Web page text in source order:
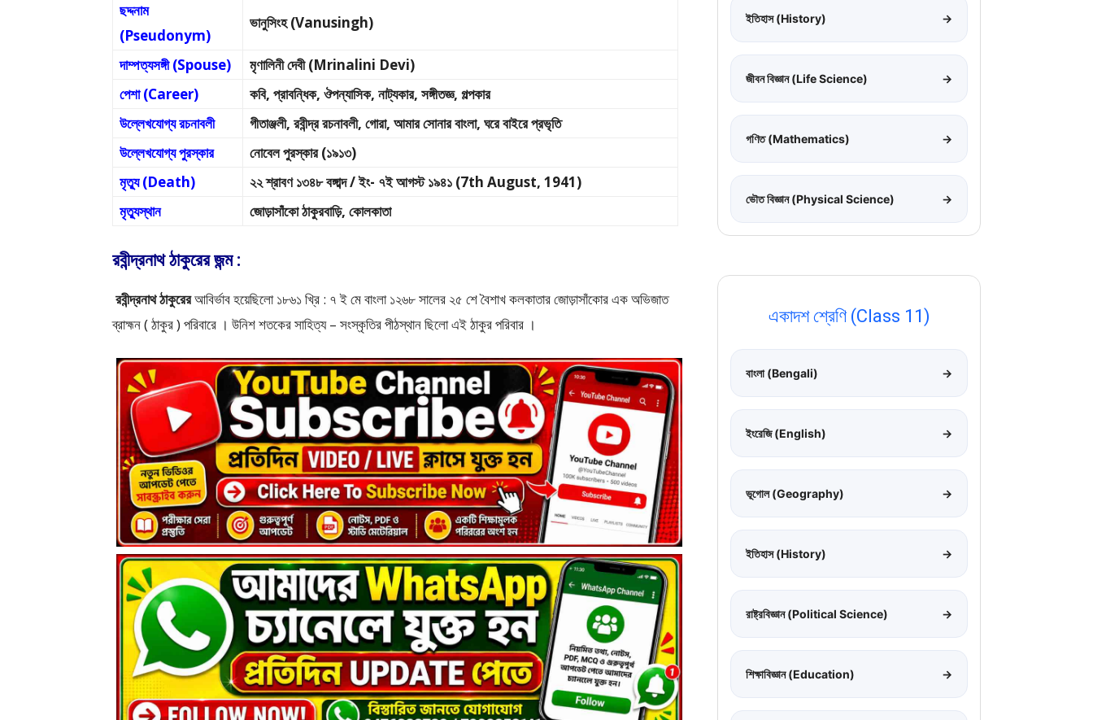
ছদ্দনাম
(Pseudonym)
ভানুসিংহ (Vanusingh)
দাম্পত্যসঙ্গী (Spouse)
মৃণালিনী দেবী (Mrinalini Devi)
পেশা (Career)
কবি, প্রাবন্ধিক, ঔপন্যাসিক, নাট্যকার, সঙ্গীতজ্ঞ, গল্পকার
উল্লেখযোগ্য রচনাবলী
গীতাঞ্জলী, রবীন্দ্র রচনাবলী, গোরা, আমার সোনার বাংলা, ঘরে বাইরে প্রভৃতি
উল্লেখযোগ্য পুরস্কার
নোবেল পুরস্কার (১৯১৩)
মৃত্যু (Death)
২২ শ্রাবণ ১৩৪৮ বঙ্গাব্দ / ইং- ৭ই আগস্ট ১৯৪১ (7th August, 1941)
মৃত্যুস্থান
জোড়াসাঁকো ঠাকুরবাড়ি, কোলকাতা
রবীন্দ্রনাথ ঠাকুরের জন্ম :
রবীন্দ্রনাথ ঠাকুরেরআবির্ভাব হয়েছিলাে ১৮৬১ খ্রি : ৭ ই মে বাংলা ১২৬৮ সালের ২৫ শে বৈশাখ কলকাতার জোড়াসাঁকোর এক অভিজাত
ব্রাহ্মন ( ঠাকুর ) পরিবারে । উনিশ শতকের সাহিত্য – সংস্কৃতির পীঠস্থান ছিলাে এই ঠাকুর পরিবার ।
ইতিহাস (History) →
জীবন বিজ্ঞান (Life Science) →
গণিত (Mathematics) →
ভৌত বিজ্ঞান (Physical Science) →
একাদশ শ্রেণি (Class 11)
বাংলা (Bengali) →
ইংরেজি (English) →
ভূগোল (Geography) →
ইতিহাস (History) →
রাষ্ট্রবিজ্ঞান (Political Science) →
শিক্ষাবিজ্ঞান (Education) →